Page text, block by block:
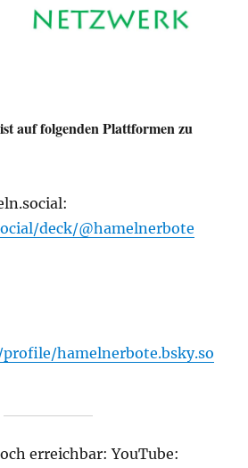
auf folgenden Plattformen zu
deck/@hamelnerbote
hamelnerbote.bsky.so
erreichbar: YouTube: